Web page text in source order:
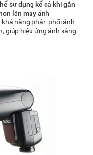
sử dụng kể cả khi gắn
lên máy ảnh
khả năng phân phối ánh
giúp hiệu ứng ánh sáng